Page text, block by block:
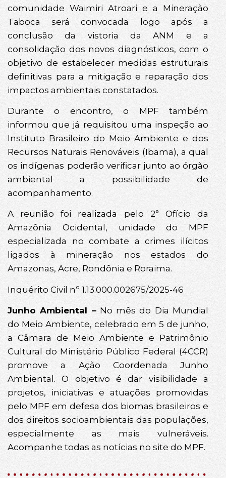
comunidade Waimiri Atroari e a Mineração
Taboca será convocada logo após a
conclusão da vistoria da ANM e a
consolidação dos novos diagnósticos, com o
objetivo de estabelecer medidas estruturais
definitivas para a mitigação e reparação dos
impactos ambientais constatados.
Durante o encontro, o MPF também
informou que já requisitou uma inspeção ao
Instituto Brasileiro do Meio Ambiente e dos
Recursos Naturais Renováveis (Ibama), a qual
os indígenas poderão verificar junto ao órgão
ambiental a possibilidade de
acompanhamento.
A reunião foi realizada pelo 2° Ofício da
Amazônia Ocidental, unidade do MPF
especializada no combate a crimes ilícitos
ligados à mineração nos estados do
Amazonas, Acre, Rondônia e Roraima.
Inquérito Civil nº 1.13.000.002675/2025-46
Junho Ambiental –No mês do Dia Mundial
do Meio Ambiente, celebrado em 5 de junho,
a Câmara de Meio Ambiente e Patrimônio
Cultural do Ministério Público Federal (4CCR)
promove a Ação Coordenada Junho
Ambiental. O objetivo é dar visibilidade a
projetos, iniciativas e atuações promovidas
pelo MPF em defesa dos biomas brasileiros e
dos direitos socioambientais das populações,
especialmente as mais vulneráveis.
Acompanhe todas as notícias no site do MPF.